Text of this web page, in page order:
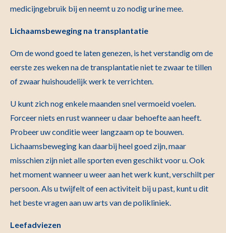
medicijngebruik bij en neemt u zo nodig urine mee.
Lichaamsbeweging na transplantatie
Om de wond goed te laten genezen, is het verstandig om de
eerste zes weken na de transplantatie niet te zwaar te tillen
of zwaar huishoudelijk werk te verrichten.
U kunt zich nog enkele maanden snel vermoeid voelen.
Forceer niets en rust wanneer u daar behoefte aan heeft.
Probeer uw conditie weer langzaam op te bouwen.
Lichaamsbeweging kan daarbij heel goed zijn, maar
misschien zijn niet alle sporten even geschikt voor u. Ook
het moment wanneer u weer aan het werk kunt, verschilt per
persoon. Als u twijfelt of een activiteit bij u past, kunt u dit
het beste vragen aan uw arts van de polikliniek.
Leefadviezen